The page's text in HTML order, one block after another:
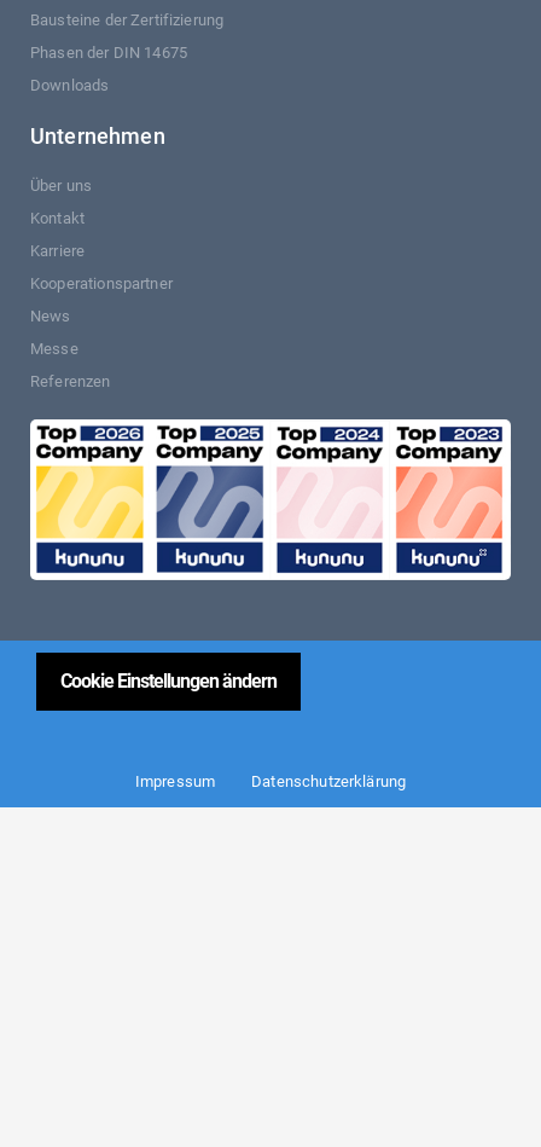
Bausteine der Zertifizierung
Phasen der DIN 14675
Downloads
Unternehmen
Über uns
Kontakt
Karriere
Kooperationspartner
News
Messe
Referenzen
Cookie Einstellungen ändern
Impressum Datenschutzerklärung